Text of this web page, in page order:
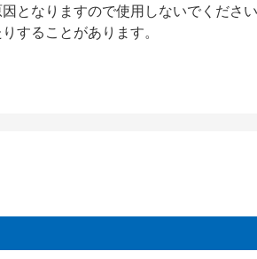
となりますので使用しないでくださ
することがあります。